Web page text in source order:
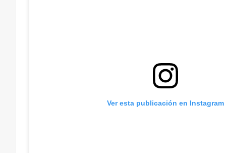
Ver esta publicación en Instagram